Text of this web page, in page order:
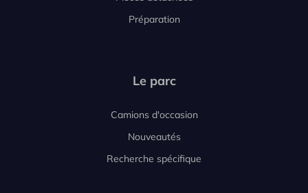
Préparation
Le parc
Camions d'occasion
Nouveautés
Recherche spécifique